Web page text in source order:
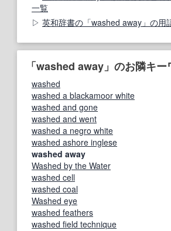
一覧
英和辞書の「washed away」の用
「washed away」のお隣キー
washed
washed a blackamoor white
washed and gone
washed and went
washed a negro white
washed ashore inglese
washed away
Washed by the Water
washed cell
washed coal
Washed eye
washed feathers
washed field technique